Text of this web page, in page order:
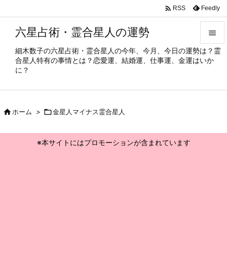
六星占術・霊合星人の運勢
細木数子の六星占術・霊合星人の今年、今月、今日の運勢は？霊
合星人特有の事情とは？恋愛運、結婚運、仕事運、金運はいか
に？


メニュ
サイド

 RSS Feedly
ホーム > 金星人マイナス霊合星人
※本サイトにはプロモーションが含まれています